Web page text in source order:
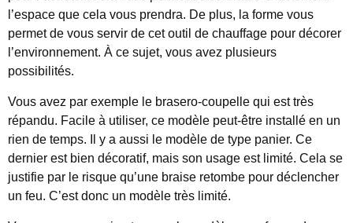
l’espace que cela vous prendra. De plus, la forme vous
permet de vous servir de cet outil de chauffage pour décorer
l’environnement. À ce sujet, vous avez plusieurs
possibilités.
Vous avez par exemple le brasero-coupelle qui est très
répandu. Facile à utiliser, ce modèle peut-être installé en un
rien de temps. Il y a aussi le modèle de type panier. Ce
dernier est bien décoratif, mais son usage est limité. Cela se
justifie par le risque qu’une braise retombe pour déclencher
un feu. C’est donc un modèle très limité.